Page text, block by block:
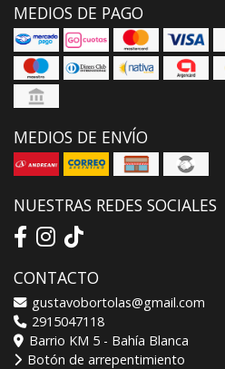
MEDIOS DE PAGO
MEDIOS DE ENVÍO
NUESTRAS REDES SOCIALES
CONTACTO
gustavobortolas@gmail.com
2915047118
Barrio KM 5 - Bahía Blanca
Botón de arrepentimiento